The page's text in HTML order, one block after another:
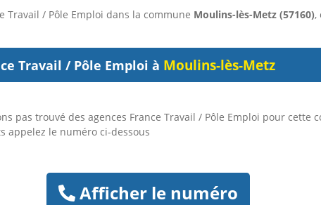
Travail / Pôle Emploi dans la commune Moulins-lès-Metz (57160),
Travail / Pôle Emploi à Moulins-lès-Metz
pas trouvé des agences France Travail / Pôle Emploi pour cette
appelez le numéro ci-dessous
Afficher le numéro